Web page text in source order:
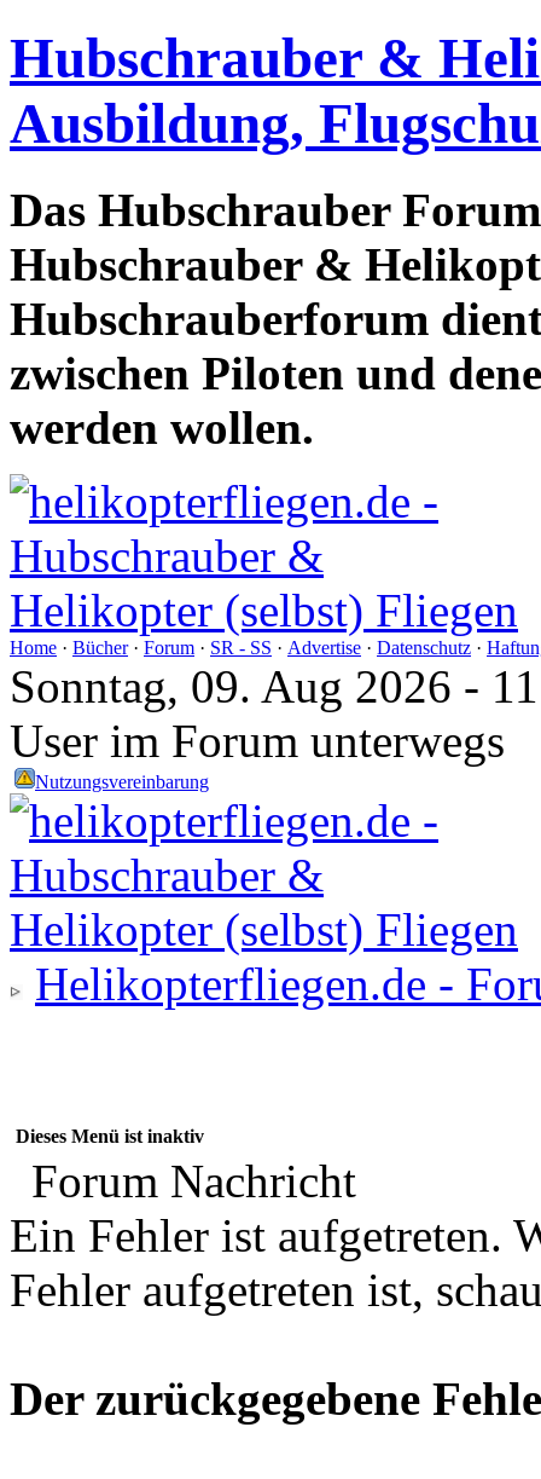
Hubschrauber &
Ausbildung,
Das Hubschrauber
Hubschrauber &
Hubschrauberforum
zwischen Piloten und
werden wollen.
Home · Bücher· Forum · SR - SS · Advertise · Datenschutz ·
Sonntag, 09. Aug 2026 -
User im Forum unterwegs
Nutzungsvereinbarung
Helikopterfliegen.de -
Dieses Menü ist inaktiv
Forum Nachricht
Ein Fehler ist aufgetreten.
Fehler aufgetreten ist,
Der zurückgegebene